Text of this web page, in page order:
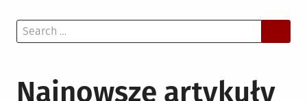
Search
for:
Najnowsze artykuły